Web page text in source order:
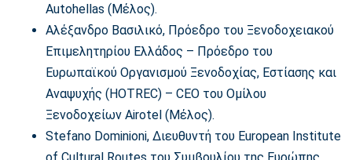
Autohellas (Μέλος).
Αλέξανδρο Βασιλικό, Πρόεδρο του Ξενοδοχειακού
Επιμελητηρίου Ελλάδος – Πρόεδρο του
Ευρωπαϊκού Οργανισμού Ξενοδοχίας, Εστίασης και
Αναψυχής (HOTREC) – CEO του Ομίλου
Ξενοδοχείων Airotel (Μέλος).
Stefano Dominioni, Διευθυντή του European Institute